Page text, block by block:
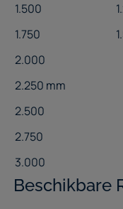
1.500
1.750
2.000
2.250 mm
2.500
2.750
3.000
Beschikbare